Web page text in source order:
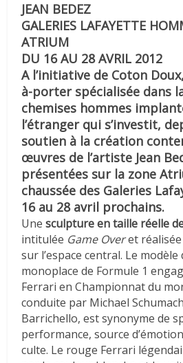
JEAN BEDEZ
GALERIES LAFAYETTE
ATRIUM
DU 16 AU 28 AVRIL 2012
A l’initiative de Coton
à-porter spécialisée dans
chemises hommes
l’étranger qui s’investit,
soutien à la création
œuvres de l’artiste Jean
présentées sur la zone
chaussée des Galeries
16 au 28 avril prochains.
Unesculpture en taille réelle
intitulée Game Overet réalisée
sur l’espace central. Le modèle
monoplace de Formule 1
Ferrari en Championnat du
conduite par Michael
Barrichello, est synonyme de
performance, source
culte. Le rouge Ferrari